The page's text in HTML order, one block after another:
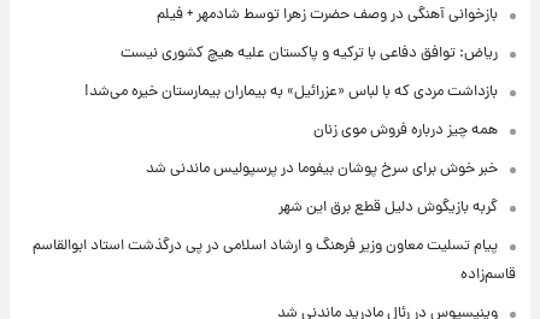
بازخوانی آهنگی در وصف حضرت زهرا توسط شادمهر + فیلم
ریاض: توافق دفاعی با ترکیه و پاکستان علیه هیچ کشوری نیست
بازداشت مردی که با لباس «عزرائیل» به بیماران بیمارستان خیره می‌شد!
همه چیز درباره فروش موی زنان
خبر خوش برای سرخ پوشان بیفوما در پرسپولیس ماندنی شد
گربه بازیگوش دلیل قطع برق این شهر
پیام تسلیت معاون وزیر فرهنگ و ارشاد اسلامی در پی درگذشت استاد ابوالقاسم
قاسم‌زاده
وینیسیوس در رئال مادرید ماندنی شد